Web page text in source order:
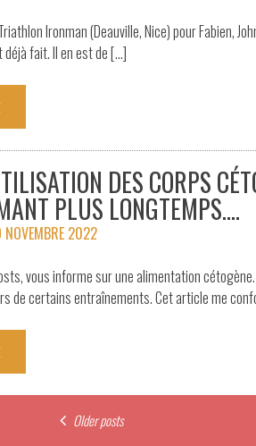
Ironman (Deauville, Nice) pour Fabien,
fait. Il en est de […]
DES CORPS
PLUS LONGTEMPS….
NOVEMBRE 2022
vous informe sur une alimentation
de certains entraînements. Cet article me
Older posts